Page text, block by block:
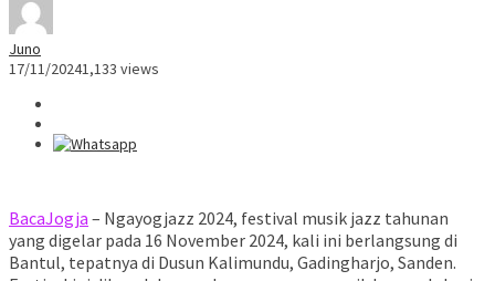
Juno
17/11/20241,133 views
BacaJogja – Ngayogjazz 2024, festival musik jazz tahunan
yang digelar pada 16 November 2024, kali ini berlangsung di
Bantul, tepatnya di Dusun Kalimundu, Gadingharjo, Sanden.